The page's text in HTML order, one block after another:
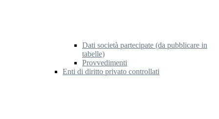
Dati società partecipate (da pubblicare in
tabelle)
Provvedimenti
Enti di diritto privato controllati